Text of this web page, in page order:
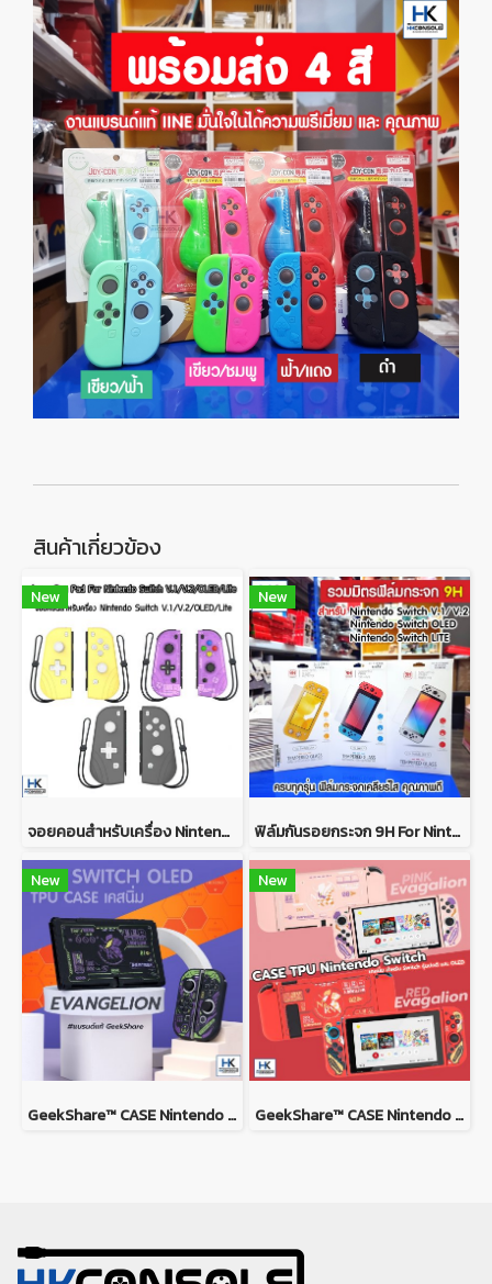
สินค้าเกี่ยวข้อง
New
จอยคอนสำหรับเครื่อง Nintendo Switch V.1/V.2/OLED/Lite Joy Con Pad For Nintendo Switch V.1/V.2/OLED/Lite
New
ฟิล์มกันรอยกระจก 9H For Nintendo Switch ฟิล์มกระจกคุณภาพดี เต็มจอ กันรอยขีดข่วนได้ดี ติดง่าย
New
GeekShare™ CASE Nintendo Switch / Switch OLED MODEL เคส TPU เนื้อนิ่ม ยางซิลิโคน ลาย Evagalion เคสกันรอยรอบตัว
New
GeekShare™ CASE Nintendo Switch / Switch OLED MODEL เคส TPU เนื้อนิ่ม ยางซิลิโคน ลาย Evagalion PINK and RED